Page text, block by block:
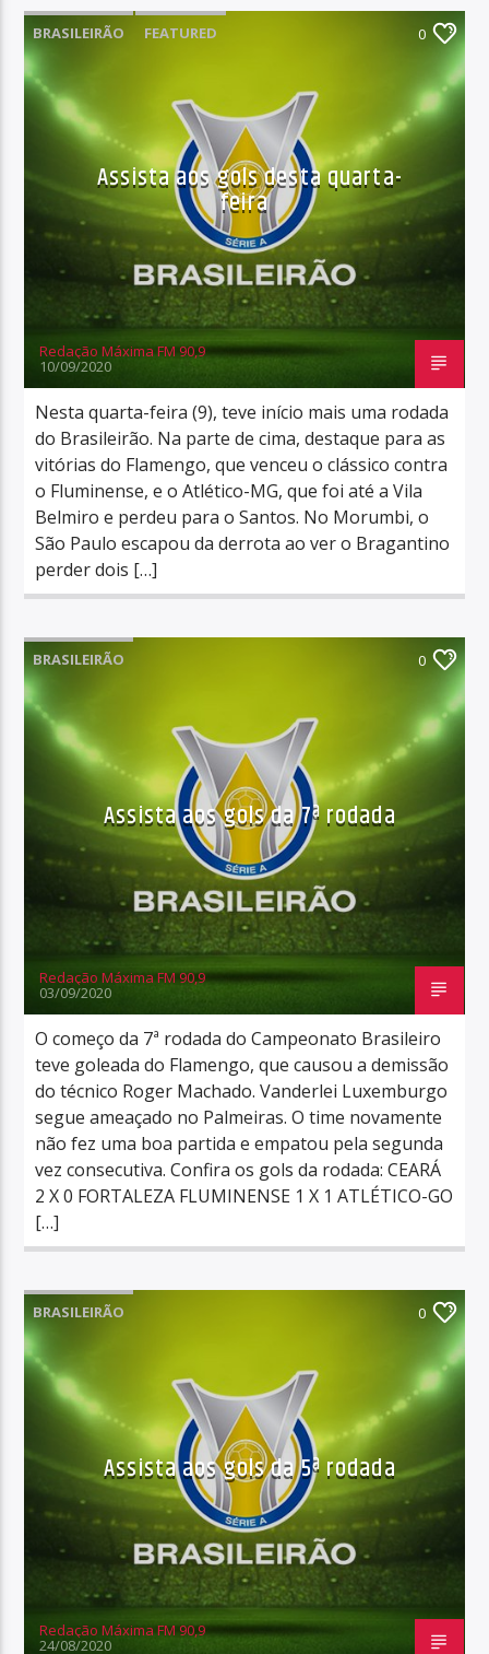
BRASILEIRÃO FEATURED 0
Assista aos gols desta quarta-
feira
Redação Máxima FM 90,9
10/09/2020
Nesta quarta-feira (9), teve início mais uma rodada
do Brasileirão. Na parte de cima, destaque para as
vitórias do Flamengo, que venceu o clássico contra
o Fluminense, e o Atlético-MG, que foi até a Vila
Belmiro e perdeu para o Santos. No Morumbi, o
São Paulo escapou da derrota ao ver o Bragantino
perder dois […]
BRASILEIRÃO 0
Assista aos gols da 7ª rodada
Redação Máxima FM 90,9
03/09/2020
O começo da 7ª rodada do Campeonato Brasileiro
teve goleada do Flamengo, que causou a demissão
do técnico Roger Machado. Vanderlei Luxemburgo
segue ameaçado no Palmeiras. O time novamente
não fez uma boa partida e empatou pela segunda
vez consecutiva. Confira os gols da rodada: CEARÁ
2 X 0 FORTALEZA FLUMINENSE 1 X 1 ATLÉTICO-GO
[…]
BRASILEIRÃO 0
Assista aos gols da 5ª rodada
Redação Máxima FM 90,9
24/08/2020